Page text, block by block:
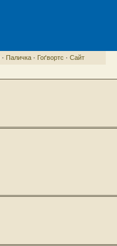
· Паличка· Гоґвортс · Сайт